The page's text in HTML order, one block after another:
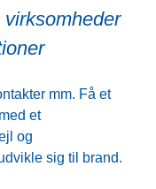
mm. Få et
et
og
sig til brand.